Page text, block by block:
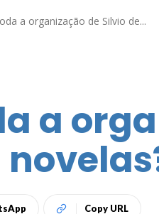
a organização de Silvio de...
a
Copy URL